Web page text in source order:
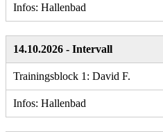
Infos: Hallenbad
14.10.2026 - Intervall
Trainingsblock 1: David F.
Infos: Hallenbad